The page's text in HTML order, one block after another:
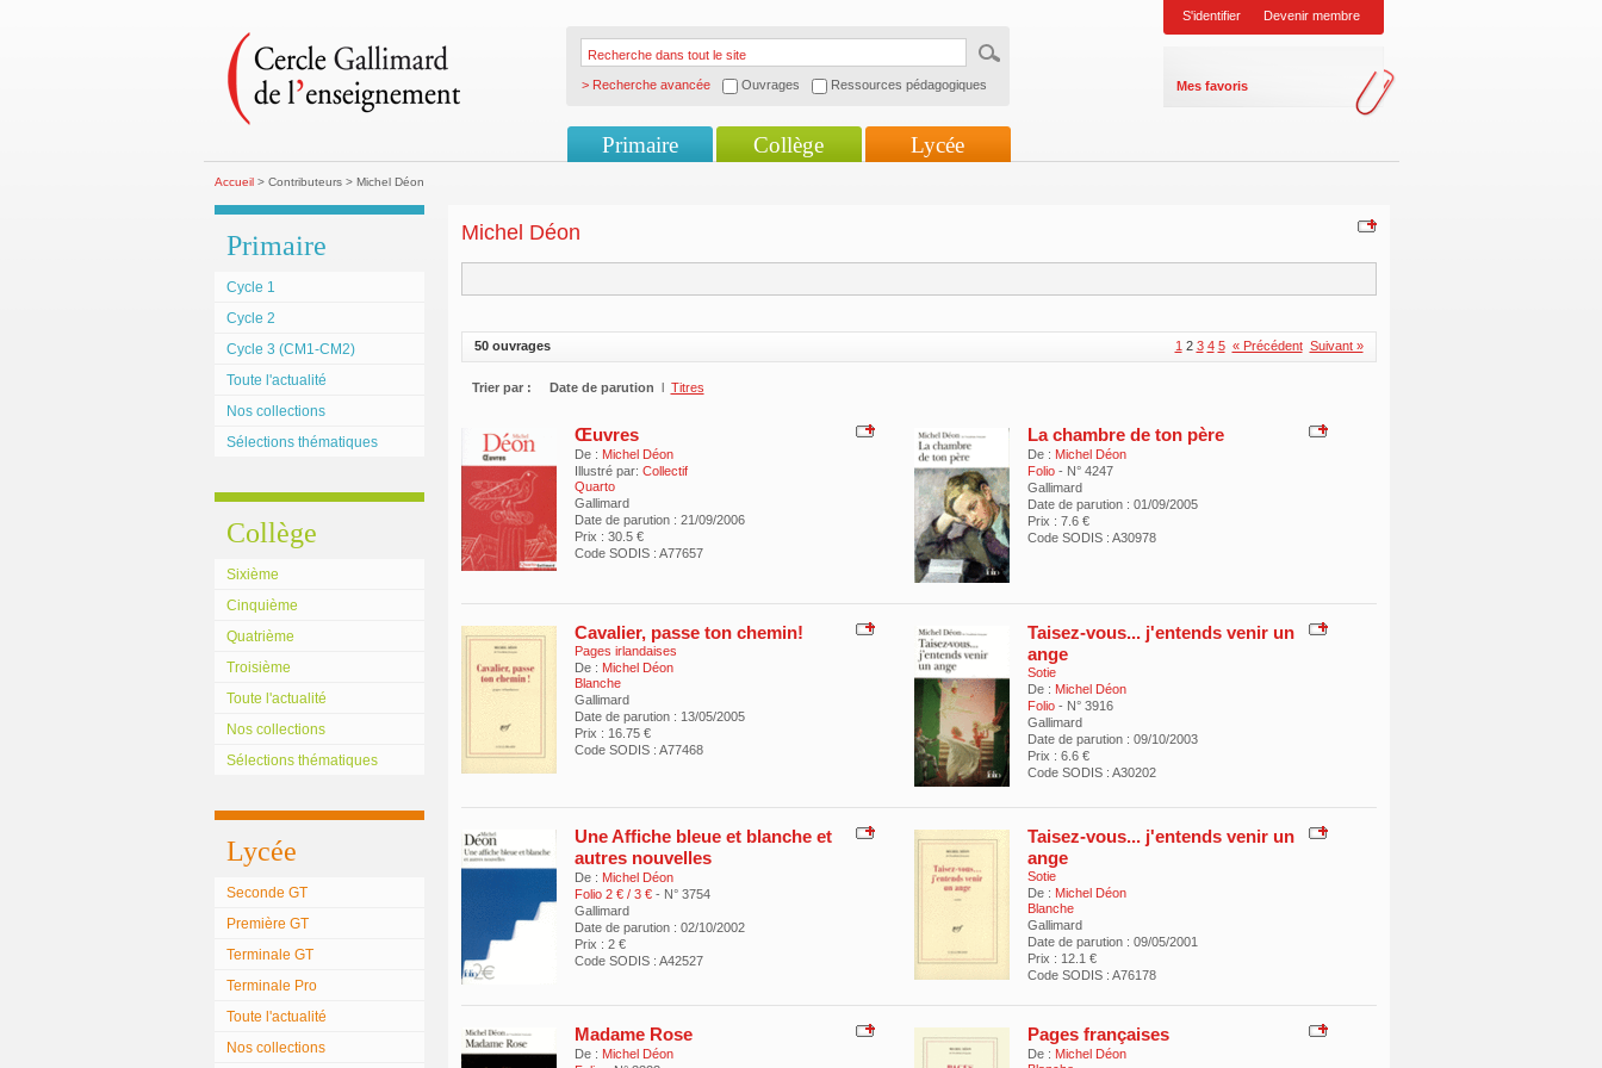
> Recherche avancée Ouvrages Ressources pédagogiques
S'identifier Devenir membre
Mes favoris
Primaire Collège Lycée
Accueil> Contributeurs > Michel Déon
Primaire
Cycle 1
Cycle 2
Cycle 3 (CM1-CM2)
Toute l'actualité
Nos collections
Sélections thématiques
Collège
Sixième
Cinquième
Quatrième
Troisième
Toute l'actualité
Nos collections
Sélections thématiques
Lycée
Seconde GT
Première GT
Terminale GT
Terminale Pro
Toute l'actualité
Nos collections
Michel Déon
1 2 3 4 5 « Précédent Suivant »
50 ouvrages
Trier par : Date de parution l Titres
Œuvres
De : Michel Déon
Illustré par: Collectif
Quarto
Gallimard
Date de parution : 21/09/2006
Prix : 30.5 €
Code SODIS : A77657
La chambre de ton père
De : Michel Déon
Folio - N° 4247
Gallimard
Date de parution : 01/09/2005
Prix : 7.6 €
Code SODIS : A30978
Cavalier, passe ton chemin!
Pages irlandaises
De : Michel Déon
Blanche
Gallimard
Date de parution : 13/05/2005
Prix : 16.75 €
Code SODIS : A77468
Taisez-vous... j'entends venir un
ange
Sotie
De : Michel Déon
Folio - N° 3916
Gallimard
Date de parution : 09/10/2003
Prix : 6.6 €
Code SODIS : A30202
Une Affiche bleue et blanche et
autres nouvelles
De : Michel Déon
Folio 2 € / 3 € - N° 3754
Gallimard
Date de parution : 02/10/2002
Prix : 2 €
Code SODIS : A42527
Taisez-vous... j'entends venir un
ange
Sotie
De : Michel Déon
Blanche
Gallimard
Date de parution : 09/05/2001
Prix : 12.1 €
Code SODIS : A76178
Madame Rose
De : Michel Déon
Pages françaises
De : Michel Déon